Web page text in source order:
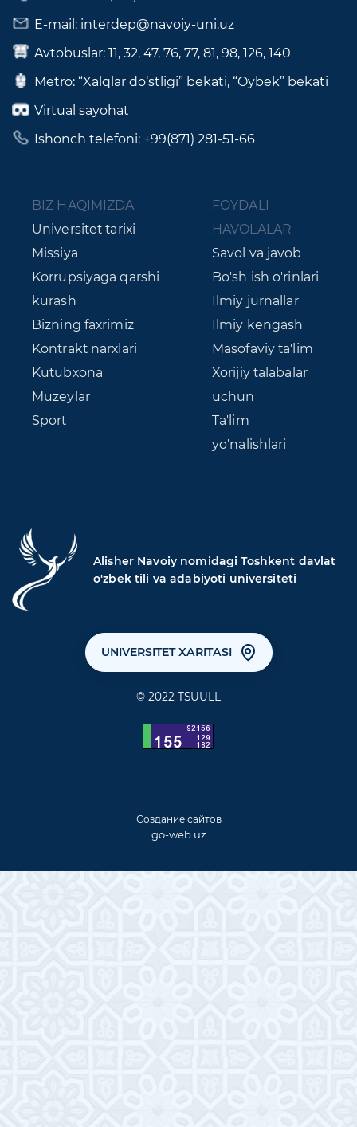
Alisher Navoiy nomidagi Toshkent davlat
o'zbek tili va adabiyoti universiteti
UNIVERSITET XARITASI
© 2022 TSUULL
Создание сайтов
go-web.uz
E-mail: interdep@navoiy-uni.uz
Avtobuslar: 11, 32, 47, 76, 77, 81, 98, 126, 140
Metro: “Xalqlar do‘stligi” bekati, “Oybek” bekati
Virtual sayohat
Ishonch telefoni: +99(871) 281-51-66
BIZ HAQIMIZDA
Universitet tarixi
Missiya
Korrupsiyaga qarshi
kurash
Bizning faxrimiz
Kontrakt narxlari
Kutubxona
Muzeylar
Sport
FOYDALI
HAVOLALAR
Savol va javob
Bo'sh ish o'rinlari
Ilmiy jurnallar
Ilmiy kengash
Masofaviy ta'lim
Xorijiy talabalar
uchun
Ta'lim
yo'nalishlari